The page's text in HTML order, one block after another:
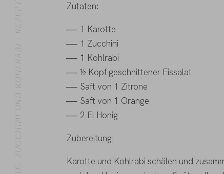
Zutaten:
1 Karotte
1 Zucchini
1 Kohlrabi
½ Kopf geschnittener Eissalat
Saft von 1 Zitrone
Saft von 1 Orange
2 El Honig
Zubereitung:
Karotte und Kohlrabi schälen und